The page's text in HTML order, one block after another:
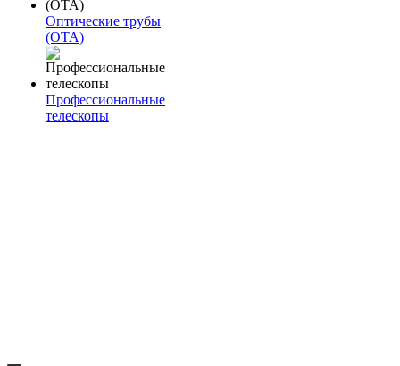
Оптические трубы
(OTA)
Профессиональные
телескопы